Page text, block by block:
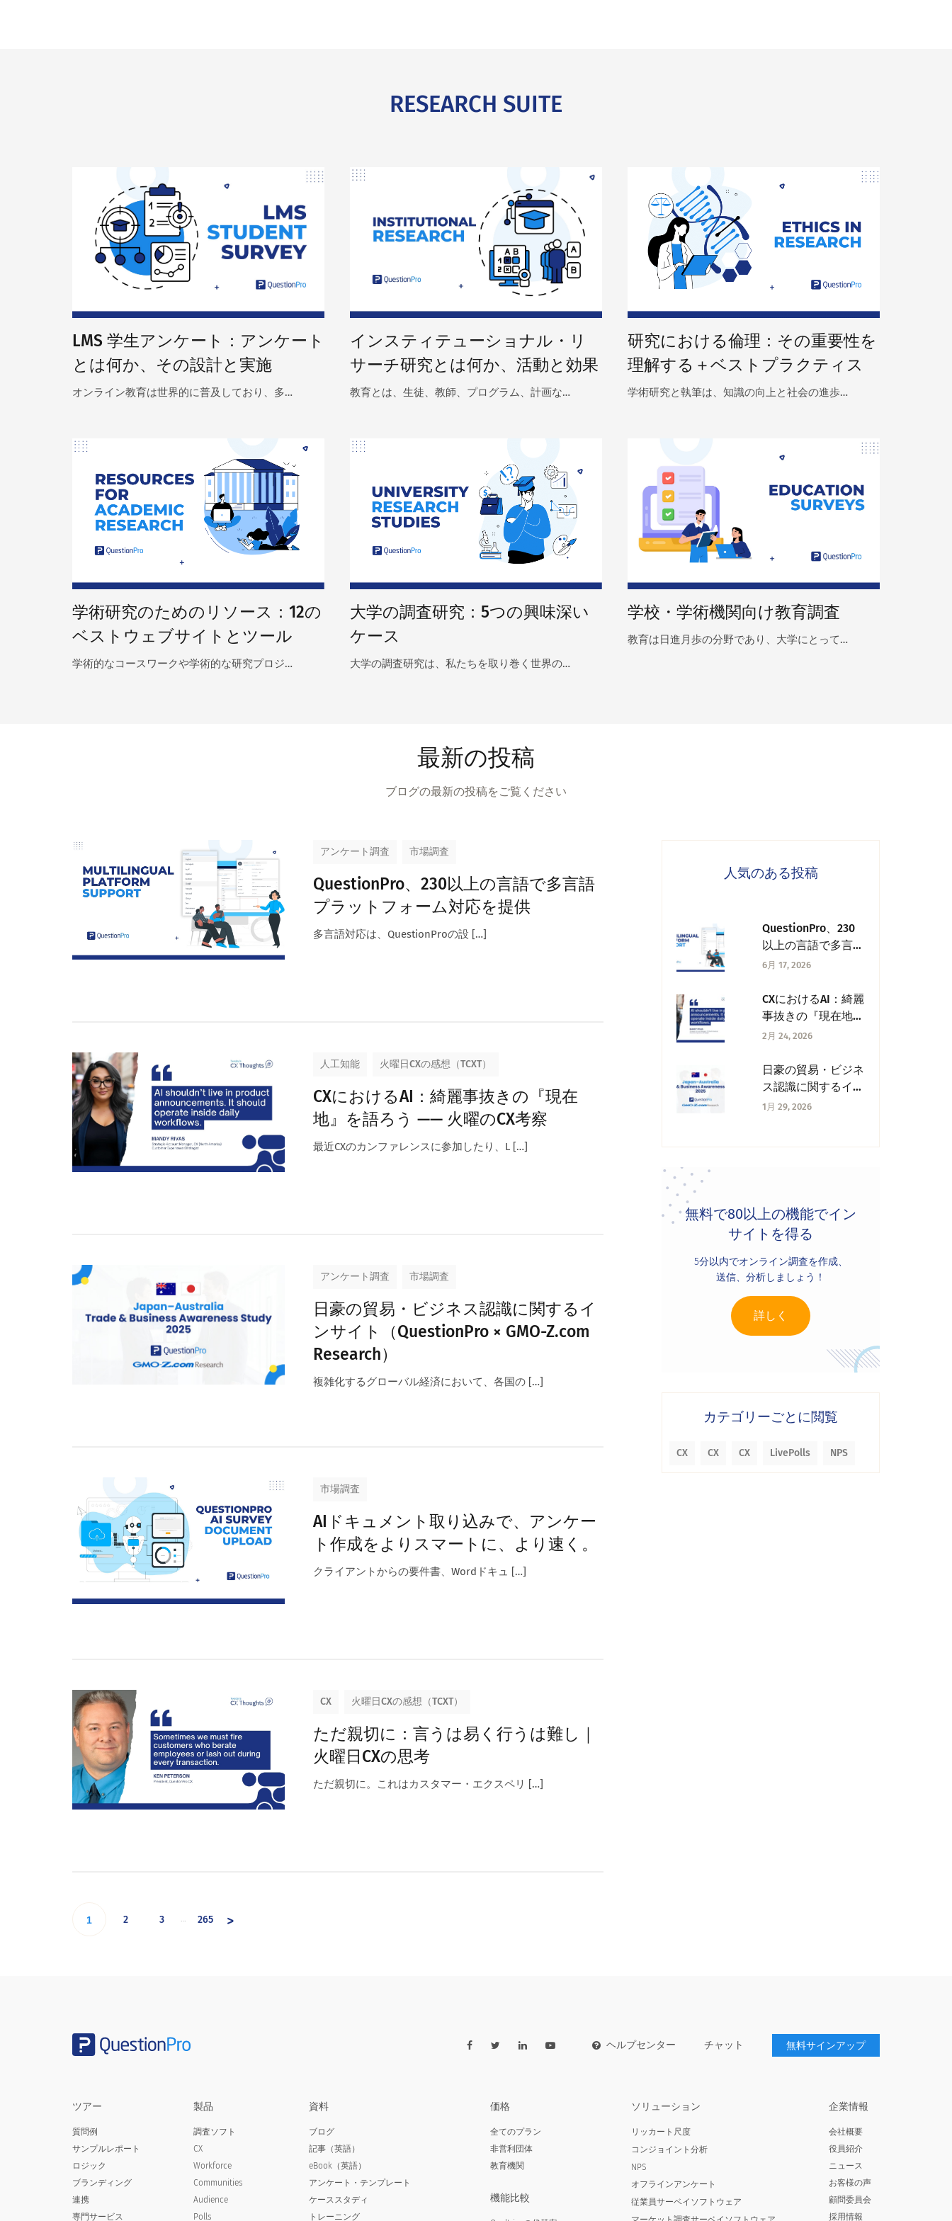
RESEARCH SUITE
LMS 学生アンケート：アンケート
とは何か、その設計と実施
オンライン教育は世界的に普及しており、多…
インスティテューショナル・リ
サーチ研究とは何か、活動と効果
教育とは、生徒、教師、プログラム、計画な…
研究における倫理：その重要性を
理解する＋ベストプラクティス
学術研究と執筆は、知識の向上と社会の進歩…
学術研究のためのリソース：12の
ベストウェブサイトとツール
学術的なコースワークや学術的な研究プロジ…
大学の調査研究：5つの興味深い
ケース
大学の調査研究は、私たちを取り巻く世界の…
学校・学術機関向け教育調査
教育は日進月歩の分野であり、大学にとって…
最新の投稿
ブログの最新の投稿をご覧ください
アンケート調査 市場調査
QuestionPro、230以上の言語で多言語
プラットフォーム対応を提供
多言語対応は、QuestionProの設 […]
人工知能 火曜日CXの感想（TCXT）
CXにおけるAI：綺麗事抜きの『現在
地』を語ろう —— 火曜のCX考察
最近CXのカンファレンスに参加したり、L […]
アンケート調査 市場調査
日豪の貿易・ビジネス認識に関するイ
ンサイト（QuestionPro × GMO-Z.com
Research）
複雑化するグローバル経済において、各国の […]
市場調査
AIドキュメント取り込みで、アンケー
ト作成をよりスマートに、より速く。
クライアントからの要件書、Wordドキュ […]
CX 火曜日CXの感想（TCXT）
ただ親切に：言うは易く行うは難し｜
火曜日CXの思考
ただ親切に。これはカスタマー・エクスペリ […]
1 2 3 … 265 >
人気のある投稿
QuestionPro、230
以上の言語で多言語
プラットフォーム対
6月 17, 2026
CXにおけるAI：綺麗
事抜きの『現在地』
を語ろう —— 火曜
2月 24, 2026
日豪の貿易・ビジネ
ス認識に関するイン
サイト
1月 29, 2026
無料で80以上の機能でイン
サイトを得る
5分以内でオンライン調査を作成、
送信、分析しましょう！
詳しく
カテゴリーごとに閲覧
CX CX CX LivePolls NPS
ヘルプセンター チャット 無料サインアップ
ツアー
質問例
サンプルレポート
ロジック
ブランディング
連携
専門サービス
製品
調査ソフト
CX
Workforce
Communities
Audience
Polls
資料
ブログ
記事（英語）
eBook（英語）
アンケート・テンプレート
ケーススタディ
トレーニング
価格
全てのプラン
非営利団体
教育機関
機能比較
ソリューション
リッカート尺度
コンジョイント分析
NPS
オフラインアンケート
従業員サーベイソフトウェア
企業情報
会社概要
役員紹介
ニュース
お客様の声
顧問委員会
採用情報